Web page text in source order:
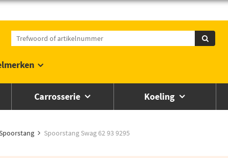
Carrosserie Koeling
Spoorstang Swag 62 93 9295